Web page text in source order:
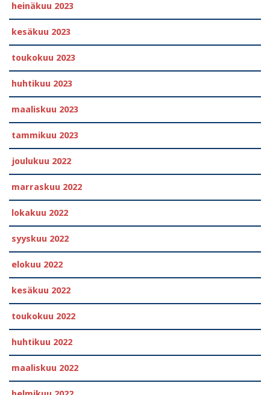
heinäkuu 2023
kesäkuu 2023
toukokuu 2023
huhtikuu 2023
maaliskuu 2023
tammikuu 2023
joulukuu 2022
marraskuu 2022
lokakuu 2022
syyskuu 2022
elokuu 2022
kesäkuu 2022
toukokuu 2022
huhtikuu 2022
maaliskuu 2022